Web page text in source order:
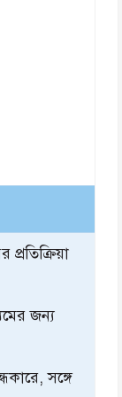
প্রতিক্রিয়া
জন্য
সঙ্গে